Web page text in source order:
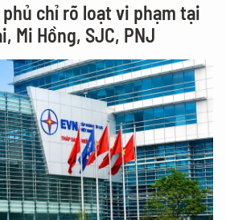
chỉ rõ loạt vi phạm tại
Mi Hồng, SJC, PNJ